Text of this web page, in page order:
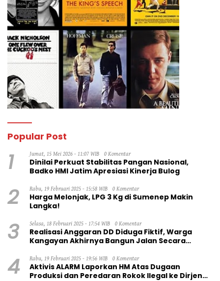
Popular Post
1 Jumat, 15 Mei 2026 - 11:07 WIB 0 Komentar
Dinilai Perkuat Stabilitas Pangan Nasional,
Badko HMI Jatim Apresiasi Kinerja Bulog
2 Rabu, 19 Februari 2025 - 15:58 WIB 0 Komentar
Harga Melonjak, LPG 3 Kg di Sumenep Makin
Langka!
3 Selasa, 18 Februari 2025 - 17:54 WIB 0 Komentar
Realisasi Anggaran DD Diduga Fiktif, Warga
Kangayan Akhirnya Bangun Jalan Secara
4 Rabu, 19 Februari 2025 - 19:56 WIB 0 Komentar
Aktivis ALARM Laporkan HM Atas Dugaan
Produksi dan Peredaran Rokok Ilegal ke Dirjen